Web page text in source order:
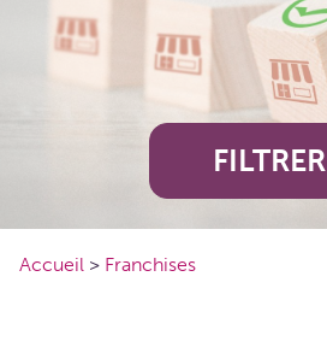
FILTRER
Accueil > Franchises